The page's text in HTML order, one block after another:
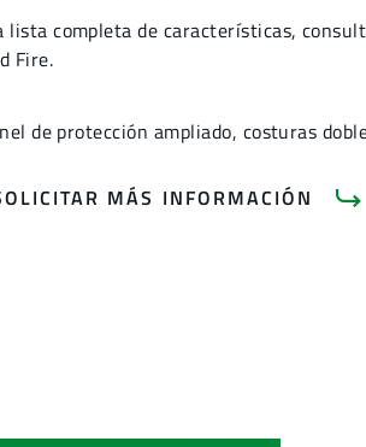
lista completa de características,
Fire.
de protección ampliado, costuras
MÁS INFORMACIÓN